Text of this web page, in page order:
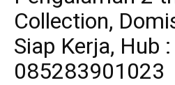
Collection,
Siap Kerja, Hub
085283901023